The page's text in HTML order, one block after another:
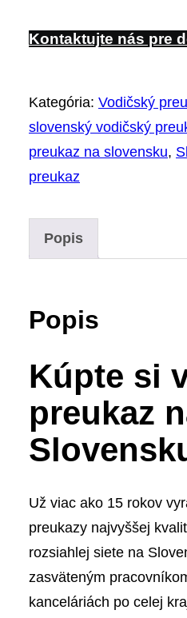
Kontaktujte nás pre
Kategória: Vodičský
slovenský vodičský
preukaz na slovensku,
preukaz
Popis
Popis
Kúpte si
preukaz
Už viac ako 15 rokov
preukazy najvyššej
rozsiahlej siete na
zasväteným
kanceláriách po celej